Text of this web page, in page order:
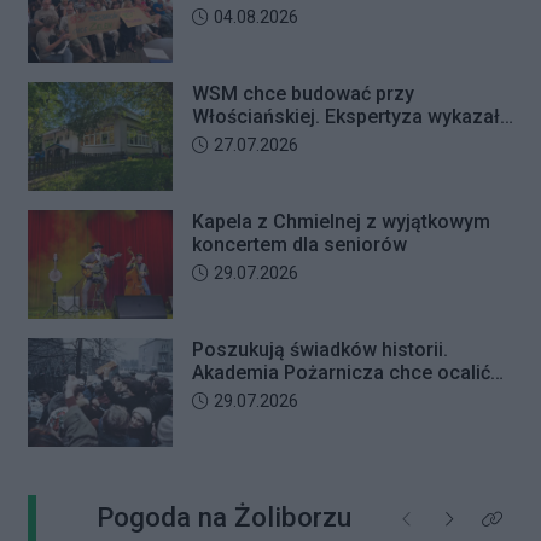
przewodniczącego Rady Dzielnicy
Data dodania artykułu:
04.08.2026
WSM chce budować przy
Włościańskiej. Ekspertyza wykazała
problemy z gruntem pod
Data dodania artykułu:
27.07.2026
Kapela z Chmielnej z wyjątkowym
koncertem dla seniorów
Data dodania artykułu:
29.07.2026
Poszukują świadków historii.
Akademia Pożarnicza chce ocalić
wspomnienia z pamiętnego strajku
Data dodania artykułu:
29.07.2026
Pogoda na Żoliborzu Poprzednie
NastępneKliknij